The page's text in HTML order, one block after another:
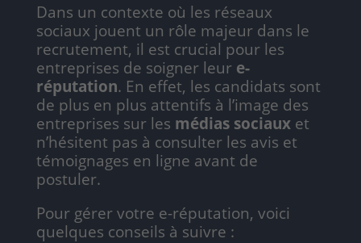
Dans un contexte où les réseaux
sociaux jouent un rôle majeur dans le
recrutement, il est crucial pour les
entreprises de soigner leur e-
réputation. En effet, les candidats sont
de plus en plus attentifs à l’image des
entreprises sur les médias sociauxet
n’hésitent pas à consulter les avis et
témoignages en ligne avant de
postuler.
Pour gérer votre e-réputation, voici
quelques conseils à suivre :